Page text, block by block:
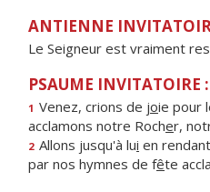
ANTIENNE
Le Seigneur est vraiment
PSAUME INVITATOIRE
1 Venez, crions de joie pour
acclamons notre Rocher,
2 Allons jusqu'à lui en
par nos hymnes de fête